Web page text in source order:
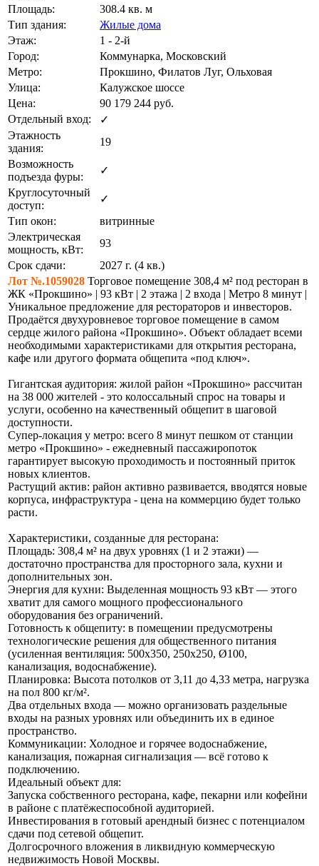
Площадь:
308.4 кв. м
Тип здания:
Жилые дома
Этаж:
1 - 2-й
Город:
Коммунарка, Московский
Метро:
Прокшино, Филатов Луг, Ольховая
Улица:
Калужское шоссе
Цена:
90 179 244 руб.
Отдельный вход:
✓
Этажность
здания:
19
Возможность
подъезда фуры:
✓
Круглосуточный
доступ:
✓
Тип окон:
витринные
Электрическая
мощность, кВт:
93
Срок сдачи:
2027 г. (4 кв.)
Лот №.1059028 Торговое помещение 308,4 м² под ресторан в
ЖК «Прокшино» | 93 кВт | 2 этажа | 2 входа | Метро 8 минут |
Уникальное предложение для рестораторов и инвесторов.
Продаётся двухуровневое торговое помещение в самом
сердце жилого района «Прокшино». Объект обладает всеми
необходимыми характеристиками для открытия ресторана,
кафе или другого формата общепита «под ключ».
Гигантская аудитория: жилой район «Прокшино» рассчитан
на 38 000 жителей - это колоссальный спрос на товары и
услуги, особенно на качественный общепит в шаговой
доступности.
Супер-локация у метро: всего 8 минут пешком от станции
метро «Прокшино» - ежедневный пассажиропоток
гарантирует высокую проходимость и постоянный приток
новых клиентов.
Растущий актив: район активно развивается, вводятся новые
корпуса, инфраструктура - цена на коммерцию будет только
расти.
Характеристики, созданные для ресторана:
Площадь: 308,4 м² на двух уровнях (1 и 2 этажи) —
достаточно пространства для просторного зала, кухни и
дополнительных зон.
Энергия для кухни: Выделенная мощность 93 кВт — этого
хватит для самого мощного профессионального
оборудования без ограничений.
Готовность к общепиту: в помещении предусмотрены
технологические решения для общественного питания
(усиленная вентиляция: 500x350, 250x250, Ø100,
канализация, водоснабжение).
Планировка: Высота потолков от 3,11 до 4,33 метра, нагрузка
на пол 800 кг/м².
Два отдельных входа — можно организовать раздельные
входы на разных уровнях или объединить их в единое
пространство.
Коммуникации: Холодное и горячее водоснабжение,
канализация, пожарная сигнализация — всё готово к
подключению.
Идеальный объект для:
Запуска собственного ресторана, кафе, пекарни или кофейни
в районе с платёжеспособной аудиторией.
Инвестирования в готовый арендный бизнес с потенциалом
сдачи под сетевой общепит.
Долгосрочного вложения в ликвидную коммерческую
недвижимость Новой Москвы.